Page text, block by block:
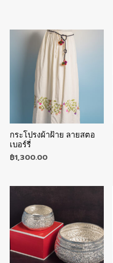
กระโปรงผ้าฝ้าย ลายสตอ
เบอร์รี่
฿1,300.00